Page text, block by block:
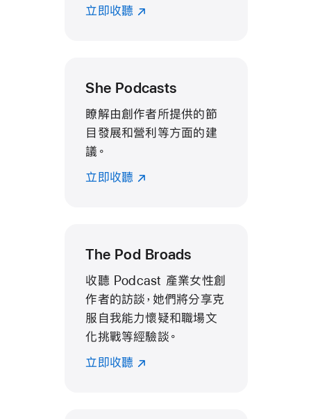
立即收聽
She Podcasts
瞭解由創作者所提供的節
目發展和營利等方面的建
議。
立即收聽
The Pod Broads
收聽 Podcast 產業女性創
作者的訪談，她們將分享克
服自我能力懷疑和職場文
化挑戰等經驗談。
立即收聽